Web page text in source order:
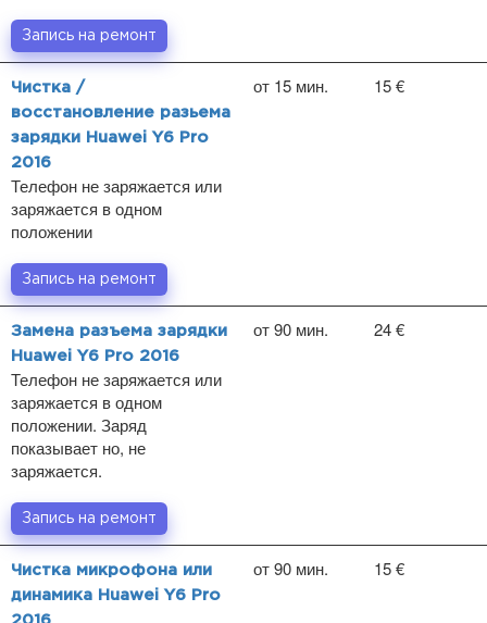
Запись на ремонт
Чистка /
восстановление разьема
зарядки Huawei Y6 Pro
2016
Телефон не заряжается или
заряжается в одном
положении
от 15 мин. 15 €
Запись на ремонт
Замена разъема зарядки
Huawei Y6 Pro 2016
Телефон не заряжается или
заряжается в одном
положении. Заряд
показывает но, не
заряжается.
от 90 мин. 24 €
Запись на ремонт
Чистка микрофона или
динамика Huawei Y6 Pro
от 90 мин. 15 €